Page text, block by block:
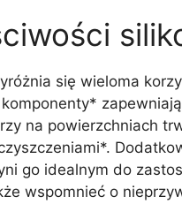
się wieloma
na powierzchniach
go idealnym do
wspomnieć o